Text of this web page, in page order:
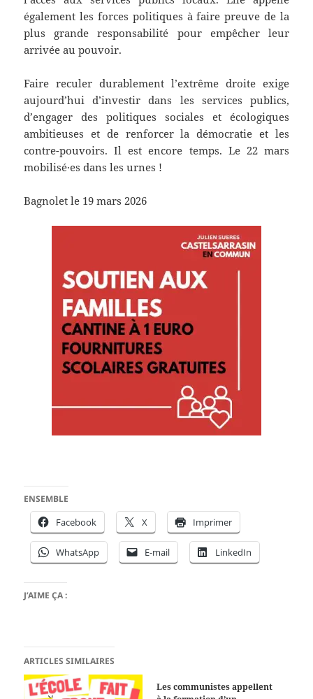
également les forces politiques à faire preuve de la
plus grande responsabilité pour empêcher leur
arrivée au pouvoir.
Faire reculer durablement l’extrême droite exige
aujourd’hui d’investir dans les services publics,
d’engager des politiques sociales et écologiques
ambitieuses et de renforcer la démocratie et les
contre-pouvoirs. Il est encore temps. Le 22 mars
mobilisé·es dans les urnes !
Bagnolet le 19 mars 2026
ENSEMBLE
Facebook X Imprimer
WhatsApp E-mail LinkedIn
J’AIME ÇA :
ARTICLES SIMILAIRES
Les communistes appellent